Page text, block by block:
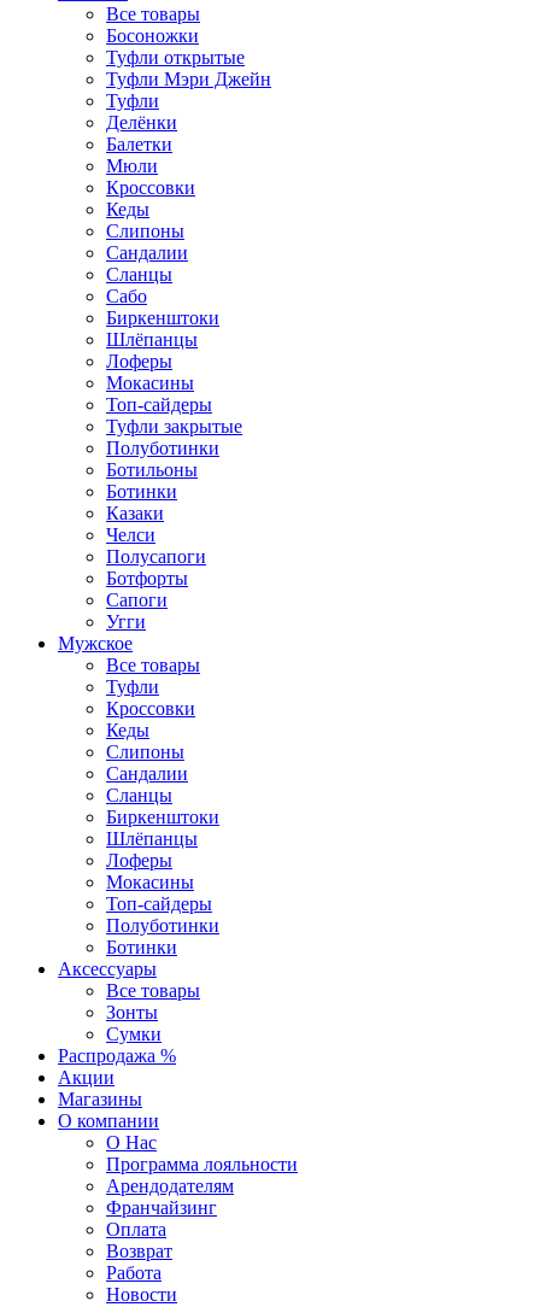
Все товары
Босоножки
Туфли открытые
Туфли Мэри Джейн
Туфли
Делёнки
Балетки
Мюли
Кроссовки
Кеды
Слипоны
Сандалии
Сланцы
Сабо
Биркенштоки
Шлёпанцы
Лоферы
Мокасины
Топ-сайдеры
Туфли закрытые
Полуботинки
Ботильоны
Ботинки
Казаки
Челси
Полусапоги
Ботфорты
Сапоги
Угги
Мужское
Все товары
Туфли
Кроссовки
Кеды
Слипоны
Сандалии
Сланцы
Биркенштоки
Шлёпанцы
Лоферы
Мокасины
Топ-сайдеры
Полуботинки
Ботинки
Аксессуары
Все товары
Зонты
Сумки
Распродажа %
Акции
Магазины
О компании
О Нас
Программа лояльности
Арендодателям
Франчайзинг
Оплата
Возврат
Работа
Новости